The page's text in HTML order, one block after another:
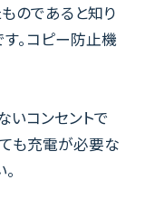
のであると知り
。コピー防止機
いコンセントで
も充電が必要な